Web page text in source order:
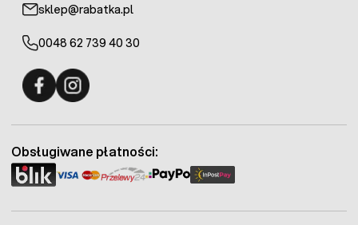
sklep@rabatka.pl
0048 62 739 40 30
Obsługiwane płatności: